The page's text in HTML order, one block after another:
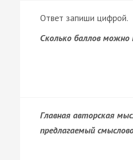
Ответ запиши цифрой.
Сколько баллов можно
Главная авторская
предлагаемый